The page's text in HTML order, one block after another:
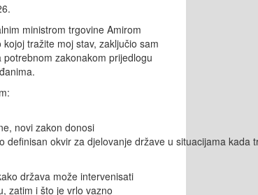
ministrom trgovine Amirom
tražite moj stav, zaključio sam
zakonakom prijedlogu
, novi zakon donosi
definisan okvirza djelovanje državeu situacijama kada
država može intervenisati
, zatim i što je vrlo vazno